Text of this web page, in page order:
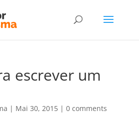
escrever um
| Mai 30, 2015| 0 comments